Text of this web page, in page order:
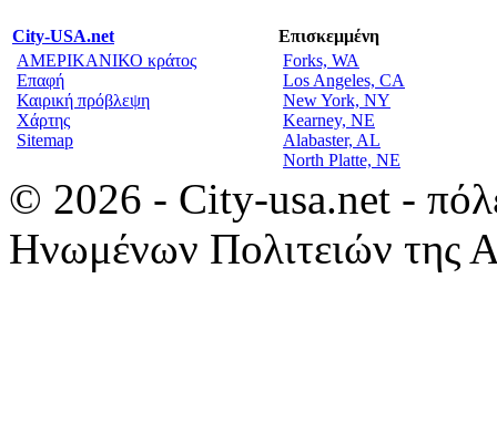
City-USA.net
Επισκεμμένη
ΑΜΕΡΙΚΑΝΙΚΟ κράτος
Επαφή
Καιρική πρόβλεψη
Χάρτης
Sitemap
Forks, WA
Los Angeles, CA
New York, NY
Kearney, NE
Alabaster, AL
North Platte, NE
© 2026 - City-usa.net -
Ηνωμένων Πολιτειών της